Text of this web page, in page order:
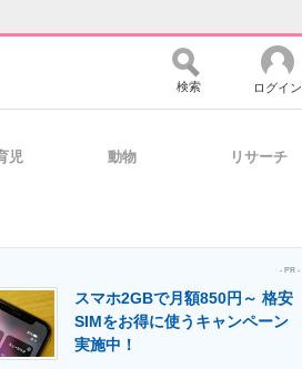
ティ マーケ×ITの今がよく分かる
検索 ログイン
児 動物 リサーチ
- PR -
スマホ2GBで月額850円～ 格安
SIMをお得に使うキャンペーン
実施中！